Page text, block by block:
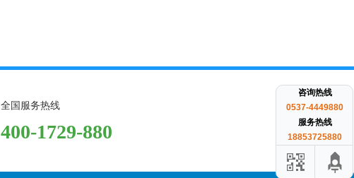
全国服务热线
400-1729-880
咨询热线
0537-4449880
服务热线
18853725880